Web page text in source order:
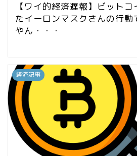
【ワイ的経済遅報】ビット
たイーロンマスクさんの行動
やん・・・
経済記事